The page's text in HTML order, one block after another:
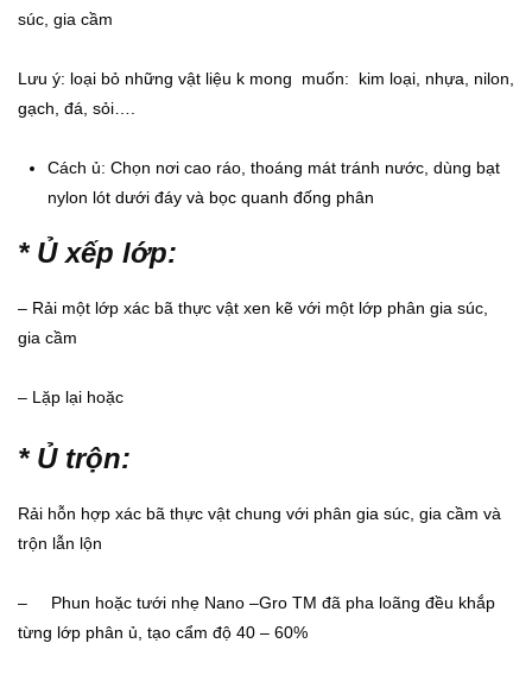
súc, gia cầm
Lưu ý: loại bỏ những vật liệu k mong muốn: kim loại, nhựa, nilon,
gạch, đá, sỏi….
Cách ủ: Chọn nơi cao ráo, thoáng mát tránh nước, dùng bạt
nylon lót dưới đáy và bọc quanh đống phân
* Ủ xếp lớp:
– Rải một lớp xác bã thực vật xen kẽ với một lớp phân gia súc,
gia cầm
– Lặp lại hoặc
* Ủ trộn:
Rải hỗn hợp xác bã thực vật chung với phân gia súc, gia cầm và
trộn lẫn lộn
– Phun hoặc tưới nhẹ Nano –Gro TM đã pha loãng đều khắp
từng lớp phân ủ, tạo cẩm độ 40 – 60%